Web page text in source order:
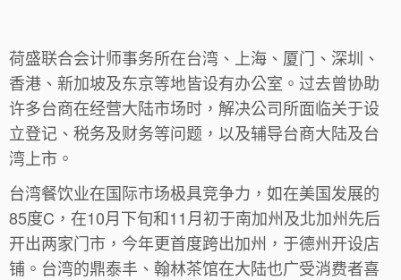
荷盛联合会计师事务所在台湾、上海、厦门、深圳、
香港、新加坡及东京等地皆设有办公室。过去曾协助
许多台商在经营大陆市场时，解决公司所面临关于设
立登记、税务及财务等问题，以及辅导台商大陆及台
湾上市。
台湾餐饮业在国际市场极具竞争力，如在美国发展的
85度C，在10月下旬和11月初于南加州及北加州先后
开出两家门市，今年更首度跨出加州，于德州开设店
铺。台湾的鼎泰丰、翰林茶馆在大陆也广受消费者喜